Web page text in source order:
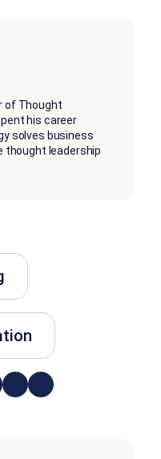
of Thought
his career
solves business
thought leadership